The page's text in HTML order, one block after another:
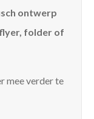
ontwerp
folder of
mee verder te